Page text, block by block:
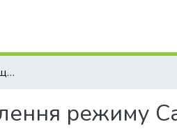
Політика країн рсадпз щодо Іраку після повалення режиму Саддама Хусейна
режиму